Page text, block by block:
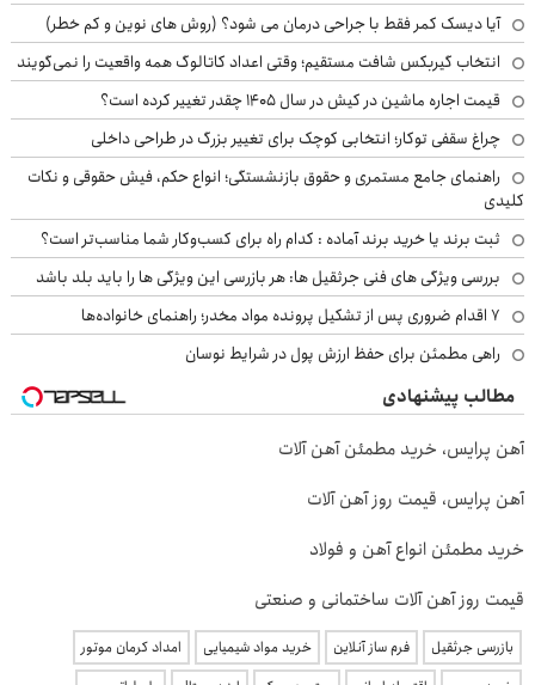
آیا دیسک کمر فقط با جراحی درمان می شود؟ (روش های نوین و کم خطر)
انتخاب گیربکس شافت مستقیم؛ وقتی اعداد کاتالوگ همه واقعیت را نمی‌گویند
قیمت اجاره ماشین در کیش در سال ۱۴۰۵ چقدر تغییر کرده است؟
چراغ سقفی توکار؛ انتخابی کوچک برای تغییر بزرگ در طراحی داخلی
راهنمای جامع مستمری و حقوق بازنشستگی؛ انواع حکم، فیش حقوقی و نکات
کلیدی
ثبت برند یا خرید برند آماده : کدام راه برای کسب‌وکار شما مناسب‌تر است؟
بررسی ویژگی های فنی جرثقیل ها: هر بازرسی این ویژگی ها را باید بلد باشد
۷ اقدام ضروری پس از تشکیل پرونده مواد مخدر؛ راهنمای خانواده‌ها
راهی مطمئن برای حفظ ارزش پول در شرایط نوسان
مطالب پیشنهادی
آهن پرایس، خرید مطمئن آهن آلات
آهن پرایس، قیمت روز آهن آلات
خرید مطمئن انواع آهن و فولاد
قیمت روز آهن آلات ساختمانی و صنعتی
بازرسی جرثقیل فرم ساز آنلاین خرید مواد شیمیایی
امداد کرمان موتور